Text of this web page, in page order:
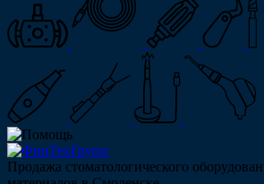
Продажа стоматологического